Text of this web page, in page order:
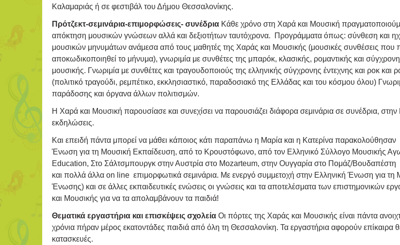
Καλαμαριάς ή σε φεστιβάλ του Δήμου Θεσσαλονίκης.
Πρότζεκτ-σεμινάρια-επιμορφώσεις- συνέδρια Κάθε χρόνο στη Χαρά και Μουσική
απόκτηση μουσικών γνώσεων αλλά και δεξιοτήτων ταυτόχρονα. Προγράμματα όπως: σύνθεση και
μουσικών μηνυμάτων ανάμεσα από τους μαθητές της Χαράς και Μουσικής (μουσικές συνθέσεις που
αποκωδικοποιηθεί το μήνυμα), γνωριμία με συνθέτες της μπαρόκ, κλασικής, ρομαντικής και
μουσικής. Γνωριμία με συνθέτες και τραγουδοποιούς της ελληνικής σύγχρονης έντεχνης και ροκ
(πολιτικό τραγούδι, ρεμπέτικο, εκκλησιαστικό, παραδοσιακό της Ελλάδας και του κόσμου όλου)
παράδοσης και όργανα άλλων πολιτισμών.
Η Χαρά και Μουσική παρουσίασε και συνεχίσει να παρουσιάζει διάφορα σεμινάρια σε συνέδρια, στην
εκδηλώσεις.
Και επειδή πάντα μπορεί να μάθει κάποιος κάτι παραπάνω η Μαρία και η Κατερίνα
Ένωση για τη Μουσική Εκπαίδευση, από το Κρουστόφωνο, από τον Ελληνικό Σύλλογο Μουσικής
Education, Στο Σάλτσμπουργκ στην Αυστρία στο Mozarteum, στην Ουγγαρία στο Πομάζ/
και πολλά άλλα on line επιμορφωτικά σεμινάρια. Με ενεργό συμμετοχή στην Ελληνική Ένωση για
Ένωσης) και σε άλλες εκπαιδευτικές ενώσεις οι γνώσεις και τα αποτελέσματα των επιστημονικών
και Μουσικής για να τα απολαμβάνουν τα παιδιά!
Θεματικά εργαστήρια και επισκέψεις σχολεία Οι πόρτες της Χαράς και Μουσικής είναι πάντα
χρόνια πήραν μέρος εκατοντάδες παιδιά από όλη τη Θεσσαλονίκη. Τα εργαστήρια αφορούν επίκαιρα
κατασκευές.